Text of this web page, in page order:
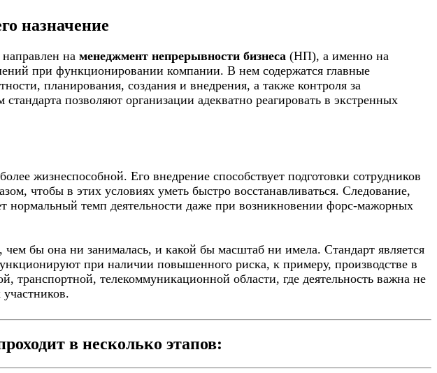
назначение
на менеджмент непрерывности бизнеса (НП), а именно на
при функционировании компании. В нем содержатся главные
планирования, создания и внедрения, а также контроля за
позволяют организации адекватно реагировать в экстренных
жизнеспособной. Его внедрение способствует подготовки сотрудников
чтобы в этих условиях уметь быстро восстанавливаться. Следование,
нормальный темп деятельности даже при возникновении форс-мажорных
бы она ни занималась, и какой бы масштаб ни имела. Стандарт является
при наличии повышенного риска, к примеру, производстве в
транспортной, телекоммуникационной области, где деятельность важна не
в несколько этапов: